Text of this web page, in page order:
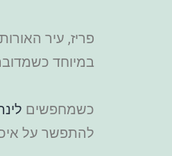
פריז, עיר
במיוחד
כשמחפשים
להתפשר על